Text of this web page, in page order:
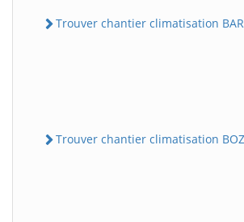
Trouver chantier climatisation
Trouver chantier climatisation